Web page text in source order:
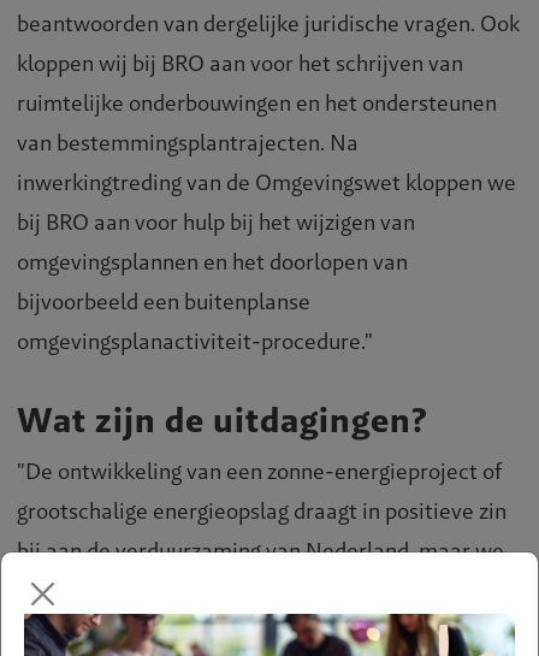
beantwoorden van dergelijke juridische vragen. Ook
kloppen wij bij BRO aan voor het schrijven van
ruimtelijke onderbouwingen en het ondersteunen
van bestemmingsplantrajecten. Na
inwerkingtreding van de Omgevingswet kloppen we
bij BRO aan voor hulp bij het wijzigen van
omgevingsplannen en het doorlopen van
bijvoorbeeld een buitenplanse
omgevingsplanactiviteit-procedure."
Wat zijn de uitdagingen?
"De ontwikkeling van een zonne-energieproject of
grootschalige energieopslag draagt in positieve zin
bij aan de verduurzaming van Nederland, maar we
zijn ons er wel degelijk van bewust dat deze
ontwikkelingen ook een keerzijde hebben. Zo is